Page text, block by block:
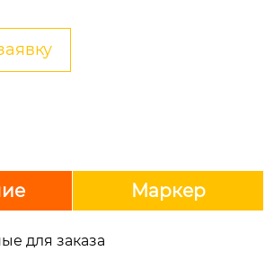
Маркер
для заказа